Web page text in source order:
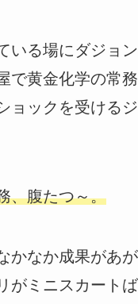
いる場にダジョ
で黄金化学の常
ョックを受ける
、腹たつ～。
かなか成果があ
がミニスカート